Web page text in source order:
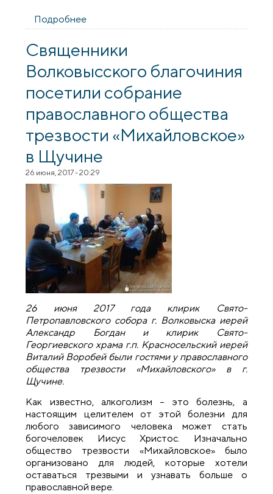
Подробнее
провел беседу с учащимися лицея
Священники
Волковысского благочиния
посетили собрание
православного общества
трезвости «Михайловское»
в Щучине
26 июня, 2017 - 20:29
26 июня 2017 года клирик Свято-
Петропавловского собора г. Волковыска иерей
Александр Богдан и клирик Свято-
Георгиевского храма г.п. Красносельский иерей
Виталий Воробей были гостями у православного
общества трезвости «Михайловского» в г.
Щучине.
Как известно, алкоголизм – это болезнь, а
настоящим целителем от этой болезни для
любого зависимого человека может стать
богочеловек Иисус Христос. Изначально
общество трезвости «Михайловское» было
организовано для людей, которые хотели
оставаться трезвыми и узнавать больше о
православной вере.